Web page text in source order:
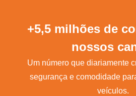
+5,5 milhões de
nossos
Um número que diariamente
segurança e comodidade
veículos.